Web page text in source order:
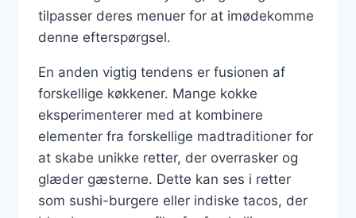
tilpasser deres menuer for at imødekomme
denne efterspørgsel.
En anden vigtig tendens er fusionen af
forskellige køkkener. Mange kokke
eksperimenterer med at kombinere
elementer fra forskellige madtraditioner for
at skabe unikke retter, der overrasker og
glæder gæsterne. Dette kan ses i retter
som sushi-burgere eller indiske tacos, der